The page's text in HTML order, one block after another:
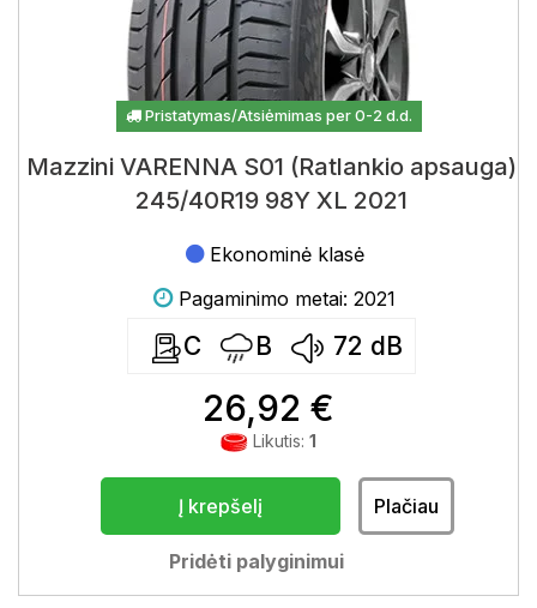
Pristatymas/Atsiėmimas per 0-2 d.d.
Mazzini VARENNA S01 (Ratlankio apsauga)
245/40R19 98Y XL 2021
Ekonominė klasė
Pagaminimo metai: 2021
C B 72 dB
26,92 €
Likutis: 1
Į krepšelį Plačiau
Pridėti palyginimui